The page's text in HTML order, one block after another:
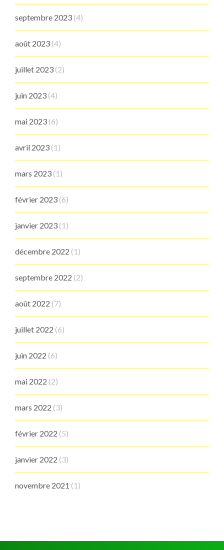
septembre 2023 (4)
août 2023 (4)
juillet 2023 (2)
juin 2023 (4)
mai 2023 (6)
avril 2023 (1)
mars 2023 (1)
février 2023 (6)
janvier 2023 (1)
décembre 2022 (1)
septembre 2022 (2)
août 2022 (7)
juillet 2022 (6)
juin 2022 (6)
mai 2022 (2)
mars 2022 (3)
février 2022 (5)
janvier 2022 (3)
novembre 2021 (1)